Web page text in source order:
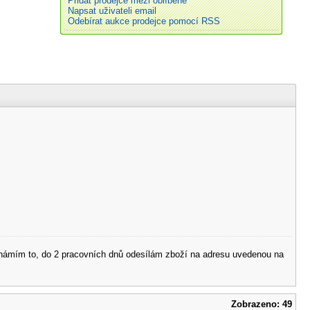
Napsat uživateli email
Odebírat aukce prodejce pomocí RSS
to, do 2 pracovních dnů odesílám zboží na adresu uvedenou na
Zobrazeno: 49